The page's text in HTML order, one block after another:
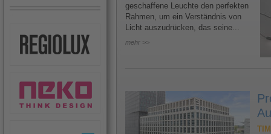
geschaffene Leuchte den perfekten
Rahmen, um ein Verständnis von
Licht auszudrücken, das seine...
mehr >>